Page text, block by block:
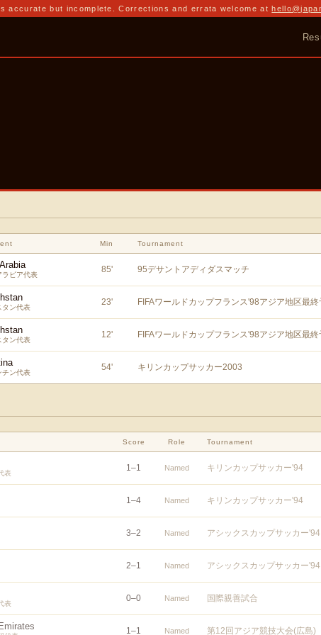
accurate but incomplete. Corrections and errata welcome at
Min Tournament
ラビア代表
85' 95デサントアディダスマッチ
タン代表
23' FIFAワールドカップフランス'98アジア地区最終
タン代表
12' FIFAワールドカップフランス'98アジア地区最終
チン代表
54' キリンカップサッカー2003
Score Role Tournament
表
1–1 Named キリンカップサッカー'94
1–4 Named キリンカップサッカー'94
3–2 Named アシックスカップサッカー'94
2–1 Named アシックスカップサッカー'94
表
0–0 Named 国際親善試合
1–1 Named 第12回アジア競技大会(広島)